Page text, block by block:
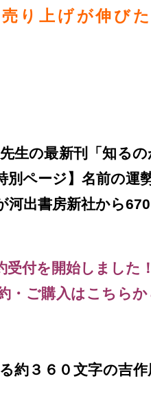
り上げが伸び
生の最新刊「知る
別ページ】名前の
出書房新社から
受付を開始しました
・ご購入はこちら
約３６０文字の吉